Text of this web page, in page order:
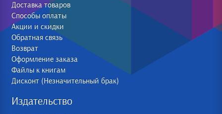
Доставка товаров
Способы оплаты
Акции и скидки
Обратная связь
Возврат
Оформление заказа
Файлы к книгам
Дисконт (Незначительный брак)
Издательство